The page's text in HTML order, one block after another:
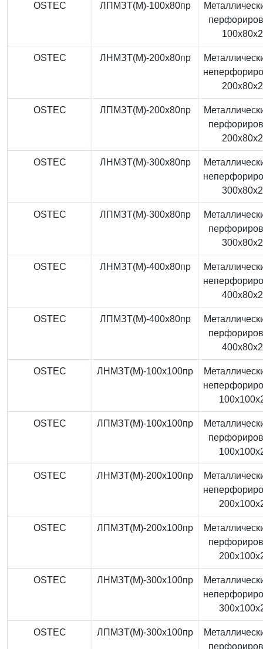
OSTEC ЛПМЗТ(М)-100x80пр
OSTEC ЛНМЗТ(М)-200x80пр
OSTEC ЛПМЗТ(М)-200x80пр
OSTEC ЛНМЗТ(М)-300x80пр
OSTEC ЛПМЗТ(М)-300x80пр
OSTEC ЛНМЗТ(М)-400x80пр
OSTEC ЛПМЗТ(М)-400x80пр
OSTEC ЛНМЗТ(М)-100x100пр
OSTEC ЛПМЗТ(М)-100x100пр
OSTEC ЛНМЗТ(М)-200x100пр
OSTEC ЛПМЗТ(М)-200x100пр
OSTEC ЛНМЗТ(М)-300x100пр
OSTEC ЛПМЗТ(М)-300x100пр